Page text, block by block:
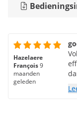
Hazelaere
François9
maanden
geleden